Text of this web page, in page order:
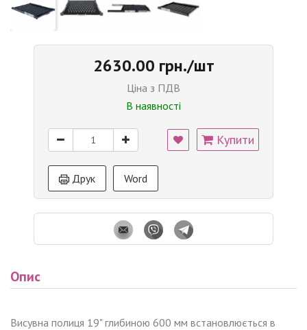
2630.00 грн./шт
Ціна з ПДВ
В наявності
Купити
Друк Word
Опис
Висувна полиця 19" глибиною 600 мм встановлюється в